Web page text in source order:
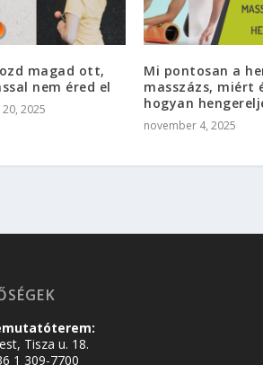
magad ott,
nem éred el
2025
Mi pontosan a
masszázs, miért
hogyan
november 4, 2025
Tisza u. 18.
1 309-7700